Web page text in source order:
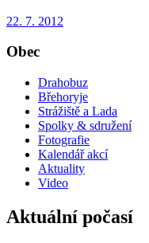
22. 7. 2012
Obec
Drahobuz
Břehoryje
Strážiště a Lada
Spolky & sdružení
Fotografie
Kalendář akcí
Aktuality
Video
Aktuální počasí